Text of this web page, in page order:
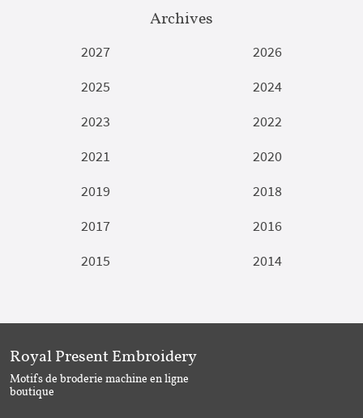
Archives
2027
2026
2025
2024
2023
2022
2021
2020
2019
2018
2017
2016
2015
2014
Royal Present Embroidery
Motifs de broderie machine en ligne
boutique